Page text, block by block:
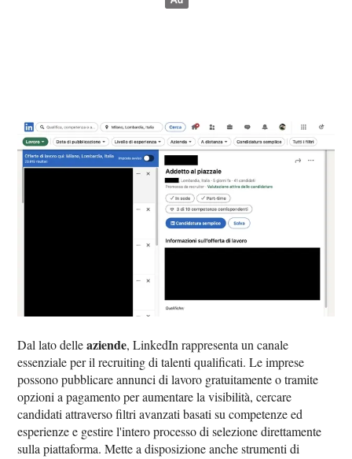
Dal lato delleaziende, LinkedIn rappresenta un canale
essenziale per il recruiting di talenti qualificati. Le imprese
possono pubblicare annunci di lavoro gratuitamente o tramite
opzioni a pagamento per aumentare la visibilità, cercare
candidati attraverso filtri avanzati basati su competenze ed
esperienze e gestire l'intero processo di selezione direttamente
sulla piattaforma. Mette a disposizione anche strumenti di